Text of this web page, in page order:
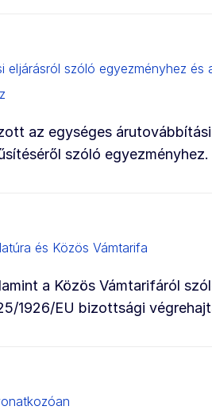
szóló egyezményhez és
az egységes
szóló egyezményhez.
és Közös Vámtarifa
a Közös Vámtarifáról
1926/EU bizottsági